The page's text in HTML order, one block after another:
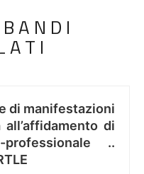
di manifestazioni
di
..